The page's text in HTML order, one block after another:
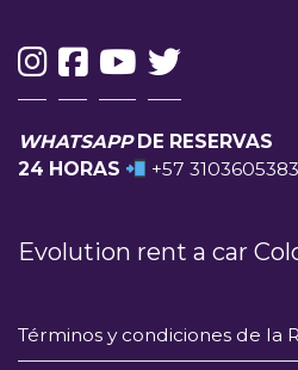
WHATSAPPDE RESERVAS
24 HORAS
+57 3103605383
Evolution rent a car
Términos y condiciones de la